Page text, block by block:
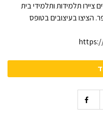
ציירו תלמידות ותלמידי בית
הציצו בעיצובים בטופס